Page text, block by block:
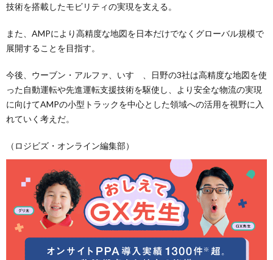
技術を搭載したモビリティの実現を支える。
また、AMPにより高精度な地図を日本だけでなくグローバル規模で
展開することを目指す。
今後、ウーブン・アルファ、いすゞ、日野の3社は高精度な地図を使
った自動運転や先進運転支援技術を駆使し、より安全な物流の実現
に向けてAMPの小型トラックを中心とした領域への活用を視野に入
れていく考えだ。
（ロジビズ・オンライン編集部）